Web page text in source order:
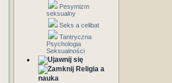
Pesymizm
seksualny
Seks a celibat
Tantryczna
Psychologia
Seksualności
Religia a
nauka